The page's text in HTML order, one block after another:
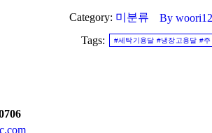
Category: 미분류 By
Tags:
#세탁기용달 #냉장고용달 #